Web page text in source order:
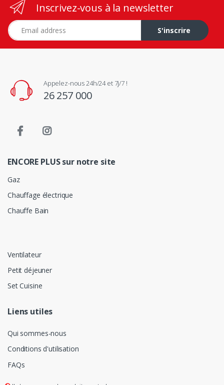
Inscrivez-vous à la newsletter
Adresse e-mail
S'inscrire
Appelez-nous 24h/24 et 7j/7 !
26 257 000
ENCORE PLUS sur notre site
Gaz
Chauffage électrique
Chauffe Bain
Ventilateur
Petit déjeuner
Set Cuisine
Liens utiles
Qui sommes-nous
Conditions d'utilisation
FAQs